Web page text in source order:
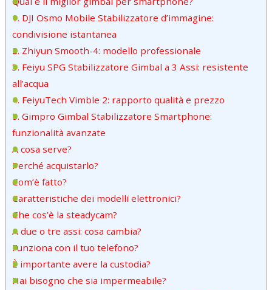
1. DJI Osmo Mobile Stabilizzatore d’immagine:
condivisione istantanea
2. Zhiyun Smooth-4: modello professionale
3. Feiyu SPG Stabilizzatore Gimbal a 3 Assi: resistente
all’acqua
4. FeiyuTech Vimble 2: rapporto qualità e prezzo
5. Gimpro Gimbal Stabilizzatore Smartphone:
funzionalità avanzate
A cosa serve?
Perché acquistarlo?
Com’è fatto?
Caratteristiche dei modelli elettronici?
Che cos’è la steadycam?
A due o tre assi: cosa cambia?
Funziona con il tuo telefono?
È importante avere la custodia?
Hai bisogno che sia impermeabile?